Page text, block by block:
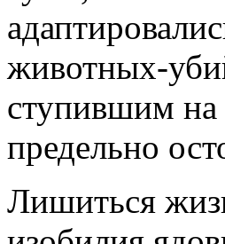
животных-
ступившим
предельно
Лишиться